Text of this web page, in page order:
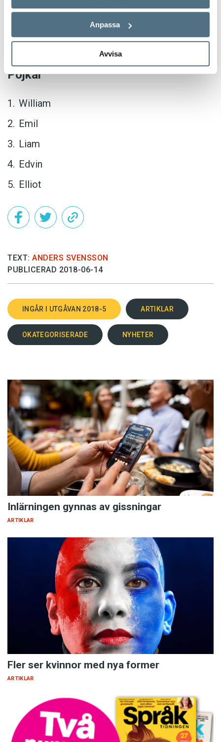
Anpassa
Avvisa
Linnéa
Pojkar
William
Emil
Liam
Edvin
Elliot
TEXT: ANDERS SVENSSON
PUBLICERAD 2018-06-14
INGÅR I UTGÅVAN 2018-5 ARTIKLAR
OKATEGORISERADE NYHETER
Inlärningen gynnas av gissningar
ARTIKLAR
Fler ser kvinnor med nya former
ARTIKLAR